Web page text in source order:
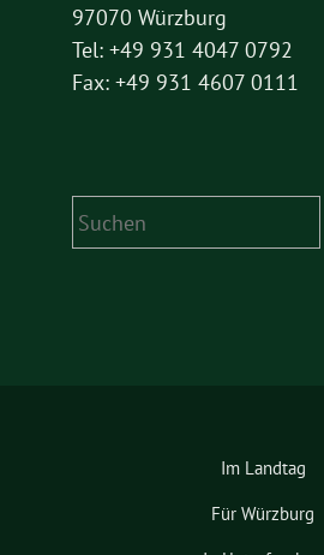
97070 Würzburg
Tel: +49 931 4047 0792
Fax: +49 931 4607 0111
Suchen
Im Landtag
Für Würzburg